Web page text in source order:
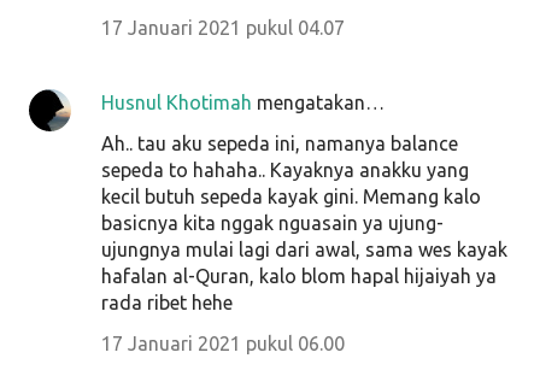
17 Januari 2021 pukul 04.07
Husnul Khotimah mengatakan…
Ah.. tau aku sepeda ini, namanya balance
sepeda to hahaha.. Kayaknya anakku yang
kecil butuh sepeda kayak gini. Memang kalo
basicnya kita nggak nguasain ya ujung-
ujungnya mulai lagi dari awal, sama wes kayak
hafalan al-Quran, kalo blom hapal hijaiyah ya
rada ribet hehe
17 Januari 2021 pukul 06.00